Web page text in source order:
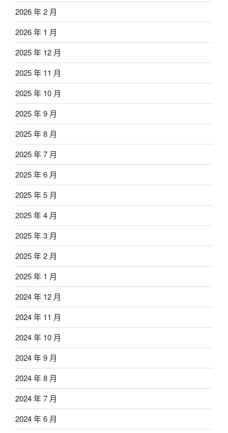
2026 年 2 月
2026 年 1 月
2025 年 12 月
2025 年 11 月
2025 年 10 月
2025 年 9 月
2025 年 8 月
2025 年 7 月
2025 年 6 月
2025 年 5 月
2025 年 4 月
2025 年 3 月
2025 年 2 月
2025 年 1 月
2024 年 12 月
2024 年 11 月
2024 年 10 月
2024 年 9 月
2024 年 8 月
2024 年 7 月
2024 年 6 月